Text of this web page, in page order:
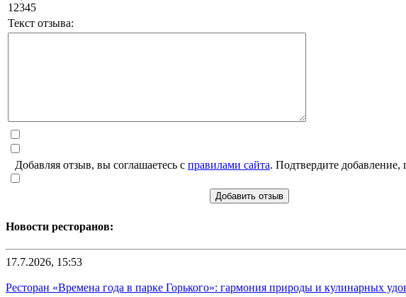
1 2345
Текст отзыва:
Добавляя отзыв, вы соглашаетесь с правилами сайта. Подтвердите добавление,
Добавить отзыв
Новости ресторанов:
17.7.2026, 15:53
Ресторан «Времена года в парке Горького»: гармония природы и кулинарных